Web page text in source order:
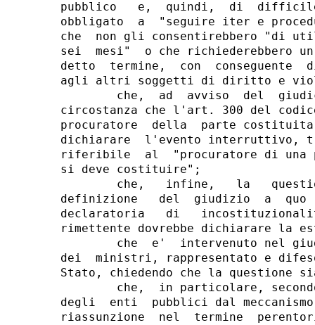
pubblico   e,  quindi,  di  difficile
obbligato  a  "seguire iter e
che  non gli consentirebbero "di
sei  mesi"  o che richiederebbero
detto  termine,  con  conseguente
agli altri soggetti di diritto e
che,  ad  avviso  del
circostanza che l'art. 300 del
procuratore  della  parte
dichiarare  l'evento interruttivo,
riferibile  al  "procuratore di una
si deve costituire";
che,   infine,   la
definizione   del  giudizio  a  quo
declaratoria   di
rimettente dovrebbe dichiarare la
che  e'  intervenuto nel
dei  ministri, rappresentato e
Stato, chiedendo che la questione
che,  in particolare,
degli  enti  pubblici dal
riassunzione  nel  termine